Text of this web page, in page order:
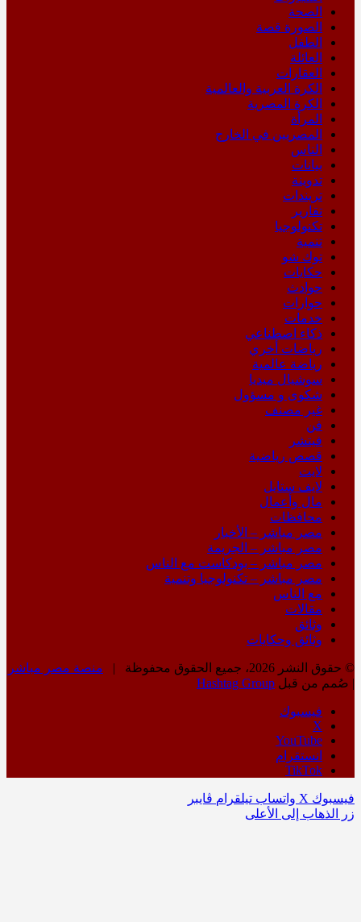
الصحة
الصورة قصة
الطفل
العائلة
العقارات
الكرة العربية والعالمية
الكرة المصرية
المرأة
المصريين في الخارج
الناس
بيانات
تدوينة
تريندات
تقارير
تكنولوجيا
تنمية
توك شو
حكايات
حوادث
حوارات
خدمات
ذكاء اصطناعي
رياضات أخري
رياضة عالمية
سوشيال ميديا
شكوى و مسؤول
غير مصنف
فن
فيتشر
قصص رياضية
لايت
لايف ستايل
مال وأعمال
محافظات
مصر مباشر – الأخبار
مصر مباشر – الجريمة
مصر مباشر – بودكاست مع الناس
مصر مباشر – تكنولوجيا وتنمية
مع الناس
مقالات
وثائق
وثائق وحكايات
© حقوق النشر 2026، جميع الحقوق محفوظة |
منصة مصر مباشر
| صُمم من قبل Hashtag Group
فيسبوك
‫X
‫YouTube
انستقرام
‫TikTok
فيسبوك ‫X واتساب تيلقرام ڤايبر
زر الذهاب إلى الأعلى